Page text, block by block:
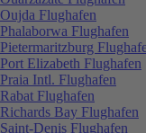
Oujda Flughafen
Phalaborwa Flughafen
Pietermaritzburg
Port Elizabeth Flughafen
Praia Intl. Flughafen
Rabat Flughafen
Richards Bay Flughafen
Saint-Denis Flughafen